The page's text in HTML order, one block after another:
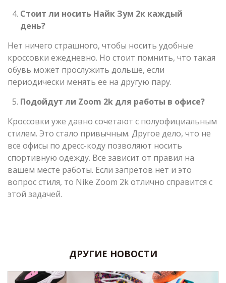
Стоит ли носить Найк Зум 2к каждый
день?
Нет ничего страшного, чтобы носить удобные
кроссовки ежедневно. Но стоит помнить, что такая
обувь может прослужить дольше, если
периодически менять ее на другую пару.
Подойдут ли Zoom 2k для работы в офисе?
Кроссовки уже давно сочетают с полуофициальным
стилем. Это стало привычным. Другое дело, что не
все офисы по дресс-коду позволяют носить
спортивную одежду. Все зависит от правил на
вашем месте работы. Если запретов нет и это
вопрос стиля, то Nike Zoom 2k отлично справится с
этой задачей.
ДРУГИЕ НОВОСТИ